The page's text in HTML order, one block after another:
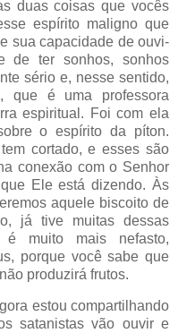
duas coisas que vocês
espírito maligno que
sua capacidade de ouvi-
de ter sonhos, sonhos
sério e, nesse sentido,
que é uma professora
espiritual. Foi com ela
o espírito da píton.
cortado, e esses são
conexão com o Senhor
Ele está dizendo. Às
aquele biscoito de
já tive muitas dessas
é muito mais nefasto,
porque você sabe que
produzirá frutos.
estou compartilhando
satanistas vão ouvir e